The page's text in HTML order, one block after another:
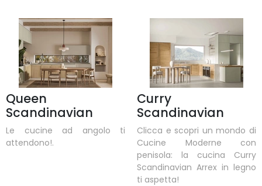
Queen
Scandinavian
Le cucine ad angolo ti
attendono!.
Curry
Scandinavian
Clicca e scopri un mondo di
Cucine Moderne con
penisola: la cucina Curry
Scandinavian Arrex in legno
ti aspetta!